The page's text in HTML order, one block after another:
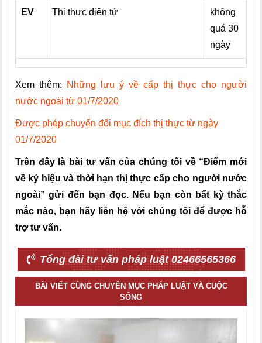
EV Thị thực điện tử
không
quá 30
ngày
Xem thêm:
Những lưu ý về cấp thị thực cho người
nước ngoài từ 01/7/2020
Được phép chuyển đổi mục đích thị thực từ ngày
01/7/2020
Trên đây là bài tư vấn của chúng tôi về “Điểm mới
về ký hiệu và thời hạn thị thực cấp cho người nước
ngoài” gửi đến bạn đọc. Nếu bạn còn bất kỳ thắc
mắc nào, bạn hãy liên hệ với chúng tôi để được hỗ
trợ tư vấn.
Tổng đài tư vấn pháp luật 02466565366
BÀI VIẾT CÙNG CHUYÊN MỤC PHÁP LUẬT VÀ CUỘC
SỐNG